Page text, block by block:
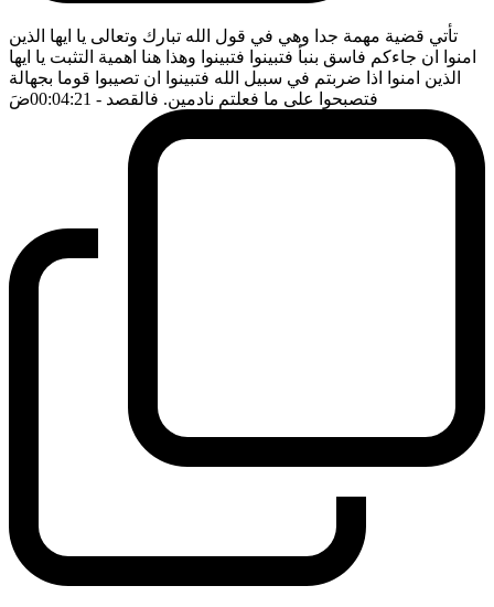
تأتي قضية مهمة جدا وهي في قول الله تبارك وتعالى يا ايها الذين
امنوا ان جاءكم فاسق بنبأ فتبينوا فتبينوا وهذا هنا اهمية التثبت يا ايها
الذين امنوا اذا ضربتم في سبيل الله فتبينوا ان تصيبوا قوما بجهالة
فتصبحوا على ما فعلتم نادمين. فالقصد - 00:04:21 ضَ